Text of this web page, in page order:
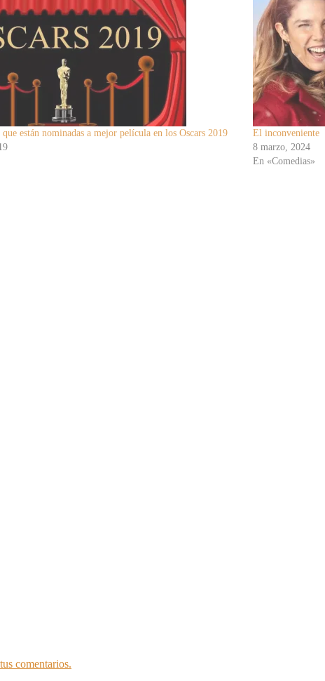
están nominadas a mejor película en los Oscars 2019
El inconveniente
8 marzo, 2024
En «Comedias»
comentarios.